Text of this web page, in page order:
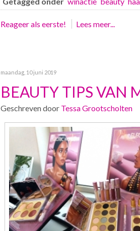
Reageer als eerste! Lees meer...
maandag, 10 juni 2019
BEAUTY TIPS VAN
Geschreven door Tessa Grootscholten